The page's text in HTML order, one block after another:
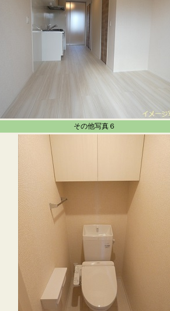
その他写真６